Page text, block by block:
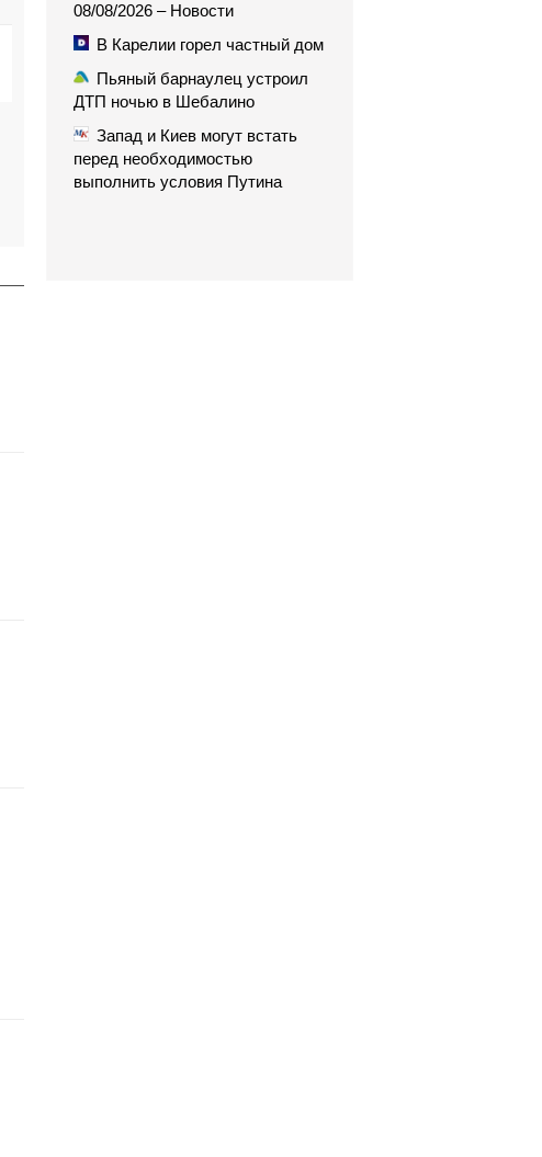
08/08/2026 – Новости
В Карелии горел частный дом
Пьяный барнаулец устроил
ДТП ночью в Шебалино
Запад и Киев могут встать
перед необходимостью
выполнить условия Путина